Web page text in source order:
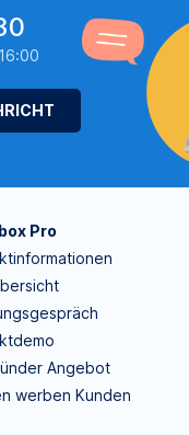
Pro
Angebot
werben Kunden